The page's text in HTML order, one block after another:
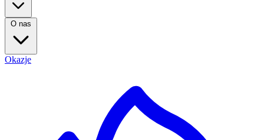
O nas
Okazje